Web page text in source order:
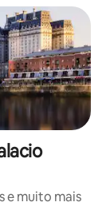
e muito mais